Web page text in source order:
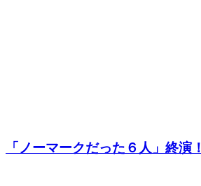
「ノーマークだった６人」終演！